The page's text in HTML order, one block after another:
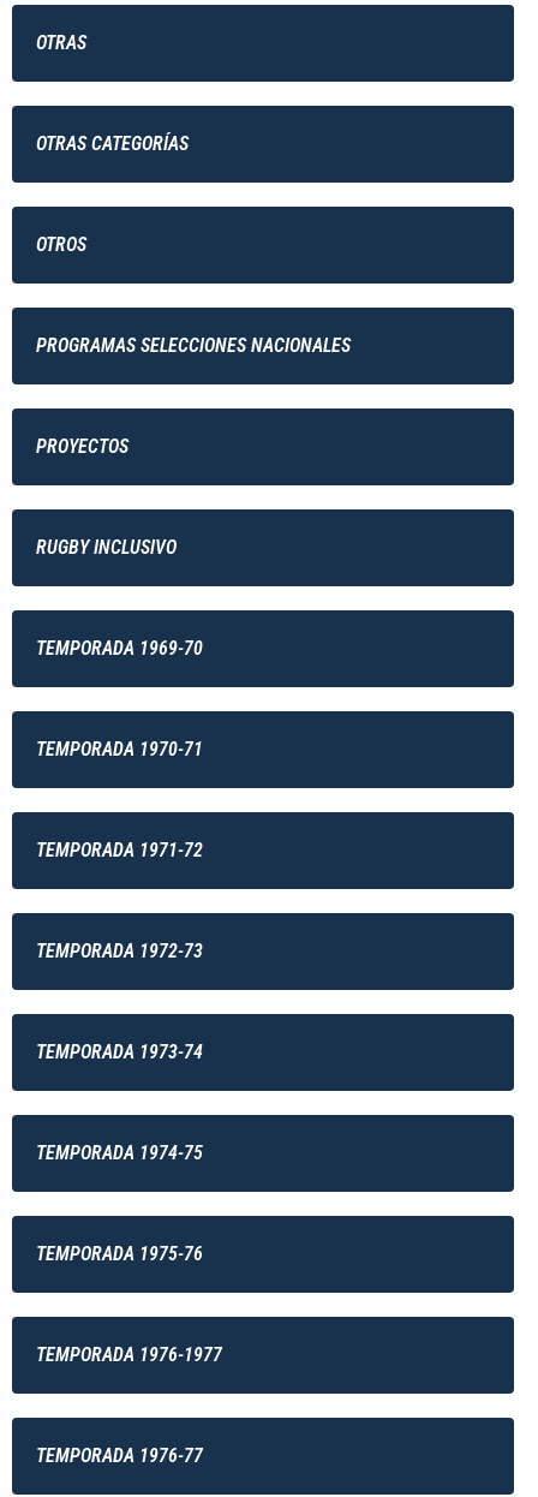
OTRAS
OTRAS CATEGORÍAS
OTROS
PROGRAMAS SELECCIONES NACIONALES
PROYECTOS
RUGBY INCLUSIVO
TEMPORADA 1969-70
TEMPORADA 1970-71
TEMPORADA 1971-72
TEMPORADA 1972-73
TEMPORADA 1973-74
TEMPORADA 1974-75
TEMPORADA 1975-76
TEMPORADA 1976-1977
TEMPORADA 1976-77